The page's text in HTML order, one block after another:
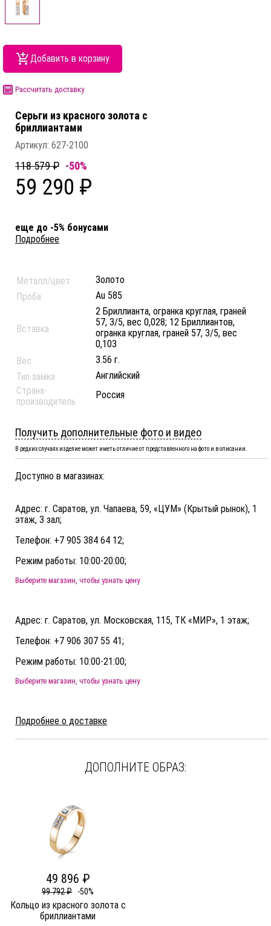
Добавить в корзину
Рассчитать доставку
Серьги из красного золота c
бриллиантами
Артикул: 627-2100
118 579 ₽ -50%
59 290 ₽
еще до -5% бонусами
Подробнее
Металл/цвет
Золото
Проба
Au 585
Вставка
2 Бриллианта, огранка круглая, граней
57, 3/5, вес 0,028; 12 Бриллиантов,
огранка круглая, граней 57, 3/5, вес
0,103
Вес
3.56 г.
Тип замка
Английский
Страна-
производитель
Россия
Получить дополнительные фото и видео
В редких случаях изделие может иметь отличие от представленного на фото и в описании.
Доступно в магазинах:
Адрес: г. Саратов, ул. Чапаева, 59, «ЦУМ» (Крытый рынок), 1
этаж, 3 зал;
Телефон: +7 905 384 64 12;
Режим работы: 10:00-20:00;
Выберите магазин, чтобы узнать цену
Адрес: г. Саратов, ул. Московская, 115, ТК «МИР», 1 этаж;
Телефон: +7 906 307 55 41;
Режим работы: 10:00-21:00;
Выберите магазин, чтобы узнать цену
Подробнее о доставке
ДОПОЛНИТЕ ОБРАЗ:
49 896 ₽
99 792 ₽ -50%
Кольцо из красного золота c
бриллиантами